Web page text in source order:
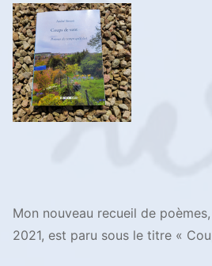
Mon nouveau recueil de poèmes,
2021, est paru sous le titre «